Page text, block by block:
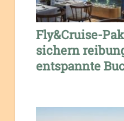
Fly&Cruise-
sichern
entspannte